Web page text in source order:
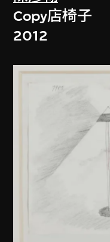
Copy店椅子
2012